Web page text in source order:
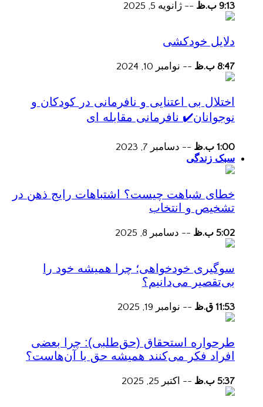
9:13 ب.ظ -- ژانویه 5, 2025
دلایل خودکشی
8:47 ب.ظ -- نوامبر 10, 2024
اختلال بی اعتنایی و نافرمانی در کودکان و
نوجوانان✔️ نافرمانی مقابله ای
1:00 ب.ظ -- دسامبر 7, 2023
سبک زندگی
خطای شباهت چیست؟ اشتباهات رایج ذهن در
تشخیص و انتخاب
5:02 ب.ظ -- دسامبر 8, 2025
سوگیری خودخواهی؛ چرا همیشه خود را
بی‌تقصیر می‌دانیم؟
11:53 ق.ظ -- نوامبر 19, 2025
طرحواره استحقاق (حق‌طلبی): چرا بعضی
افراد فکر می‌کنند همیشه حق با آن‌هاست؟
5:37 ب.ظ -- اکتبر 25, 2025